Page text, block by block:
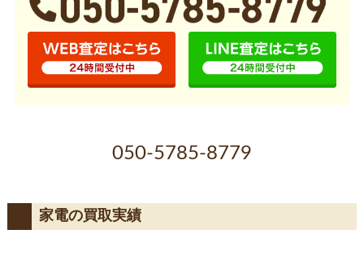
050-5785-8779
家電の買取実績